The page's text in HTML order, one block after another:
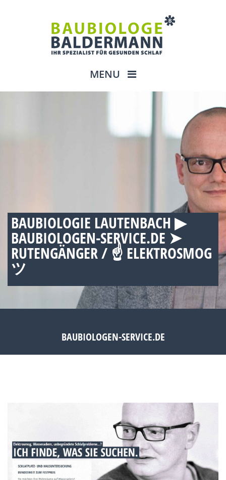
MENU
BAUBIOLOGIE LAUTENBACH ▶︎
BAUBIOLOGEN-SERVICE.DE ➤
RUTENGÄNGER / ☝ ELEKTROSMOG
ツ
BAUBIOLOGEN-SERVICE.DE